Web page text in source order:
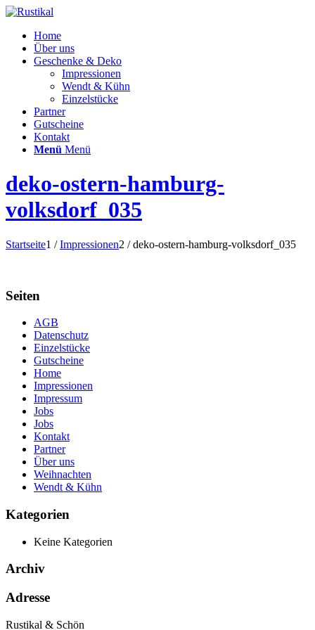
Home
Über uns
Geschenke & Deko
Impressionen
Wendt & Kühn
Einzelstücke
Partner
Gutscheine
Kontakt
Menü Menü
deko-ostern-hamburg-
volksdorf_035
Startseite1 / Impressionen2 / deko-ostern-hamburg-volksdorf_035
Seiten
AGB
Datenschutz
Einzelstücke
Gutscheine
Home
Impressionen
Impressum
Jobs
Jobs
Kontakt
Partner
Über uns
Weihnachten
Wendt & Kühn
Kategorien
Keine Kategorien
Archiv
Adresse
Rustikal & Schön